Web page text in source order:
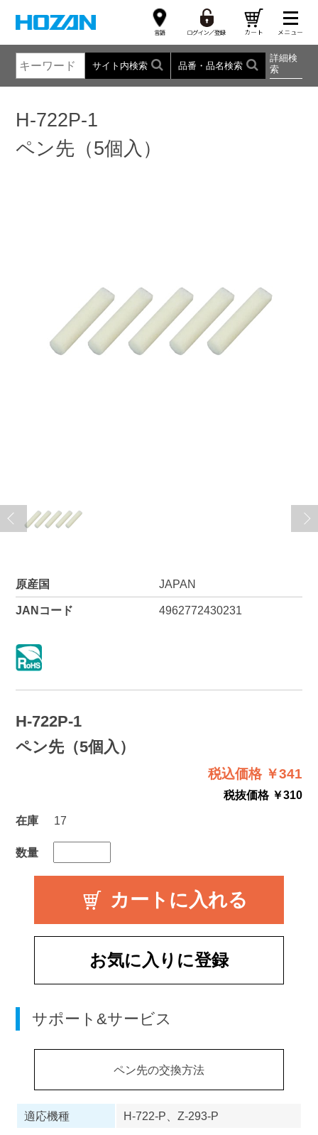
サイト内検索 品番・品名検索
詳細検
索
H-722P-1
ペン先（5個入）
原産国 JAPAN
JANコード 4962772430231
H-722P-1
ペン先（5個入）
税込価格 ￥341
税抜価格 ￥310
在庫
17
数量
お気に入りに登録
サポート&サービス
ペン先の交換方法
適応機種 H-722-P、Z-293-P